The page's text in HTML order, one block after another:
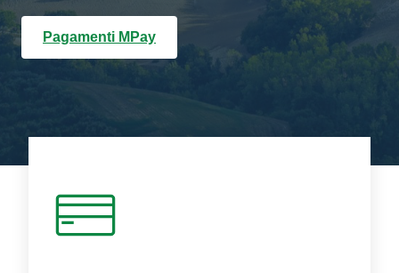
Pagamenti MPay